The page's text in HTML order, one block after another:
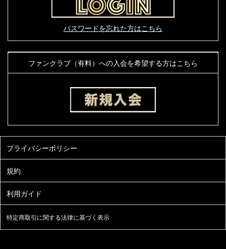
パスワードを忘れた方はこちら
ファンクラブ（有料）への入会を希望する方はこちら
特定商取引に関する法律に基づく表示